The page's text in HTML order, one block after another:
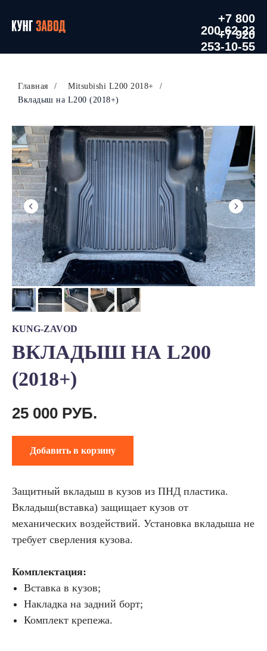
+7 800
200-62-23
+7 920
253-10-55
Главная / Mitsubishi L200 2018+
/
Вкладыш на L200 (2018+)
KUNG-ZAVOD
ВКЛАДЫШ НА L200
(2018+)
25 000 РУБ.
Добавить в корзину
Защитный вкладыш в кузов из ПНД пластика.
Вкладыш(вставка) защищает кузов от
механических воздействий. Установка вкладыша не
требует сверления кузова.
Комплектация:
Вставка в кузов;
Накладка на задний борт;
Комплект крепежа.